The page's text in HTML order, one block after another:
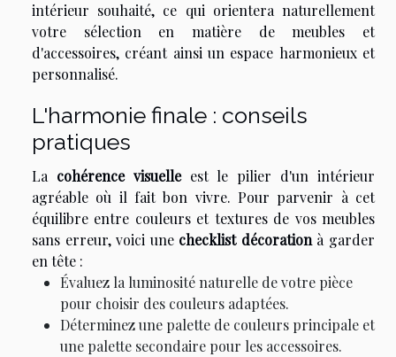
intérieur souhaité, ce qui orientera naturellement
votre sélection en matière de meubles et
d'accessoires, créant ainsi un espace harmonieux et
personnalisé.
L'harmonie finale : conseils
pratiques
La cohérence visuelleest le pilier d'un intérieur
agréable où il fait bon vivre. Pour parvenir à cet
équilibre entre couleurs et textures de vos meubles
sans erreur, voici une checklist décorationà garder
en tête :
Évaluez la luminosité naturelle de votre pièce
pour choisir des couleurs adaptées.
Déterminez une palette de couleurs principale et
une palette secondaire pour les accessoires.